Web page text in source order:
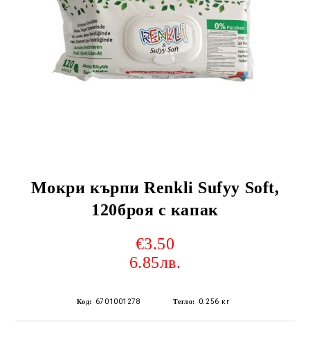
Мокри кърпи Renkli Sufyy Soft,
120броя с капак
€3.50
6.85лв.
Код: 6701001278 Тегло: 0.256 кг